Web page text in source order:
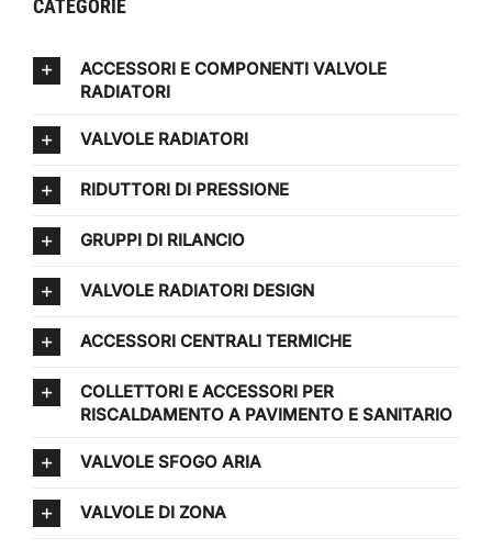
CATEGORIE
ACCESSORI E COMPONENTI VALVOLE
RADIATORI
VALVOLE RADIATORI
RIDUTTORI DI PRESSIONE
GRUPPI DI RILANCIO
VALVOLE RADIATORI DESIGN
ACCESSORI CENTRALI TERMICHE
COLLETTORI E ACCESSORI PER
RISCALDAMENTO A PAVIMENTO E SANITARIO
VALVOLE SFOGO ARIA
VALVOLE DI ZONA